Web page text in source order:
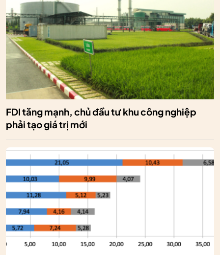
FDI tăng mạnh, chủ đầu tư khu công nghiệp
phải tạo giá trị mới